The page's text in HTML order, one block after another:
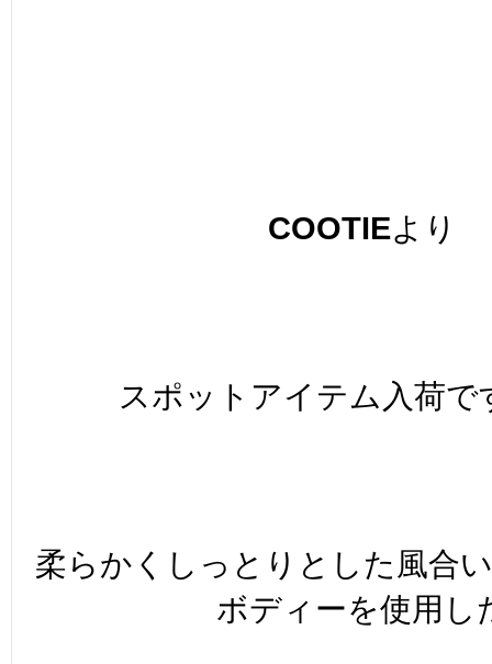
COOTIEより
スポットアイテム入荷で
柔らかくしっとりとした風合
ボディーを使用し